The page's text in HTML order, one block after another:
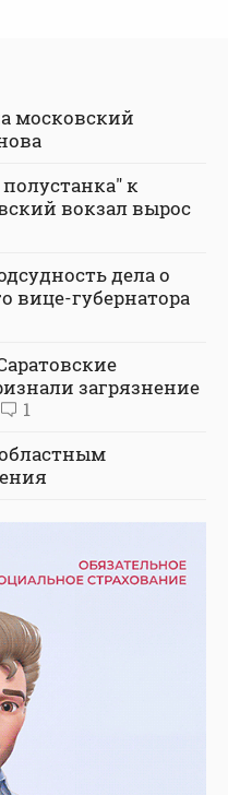
московский
к
вокзал вырос
дела о
вице-губернатора
загрязнение
1